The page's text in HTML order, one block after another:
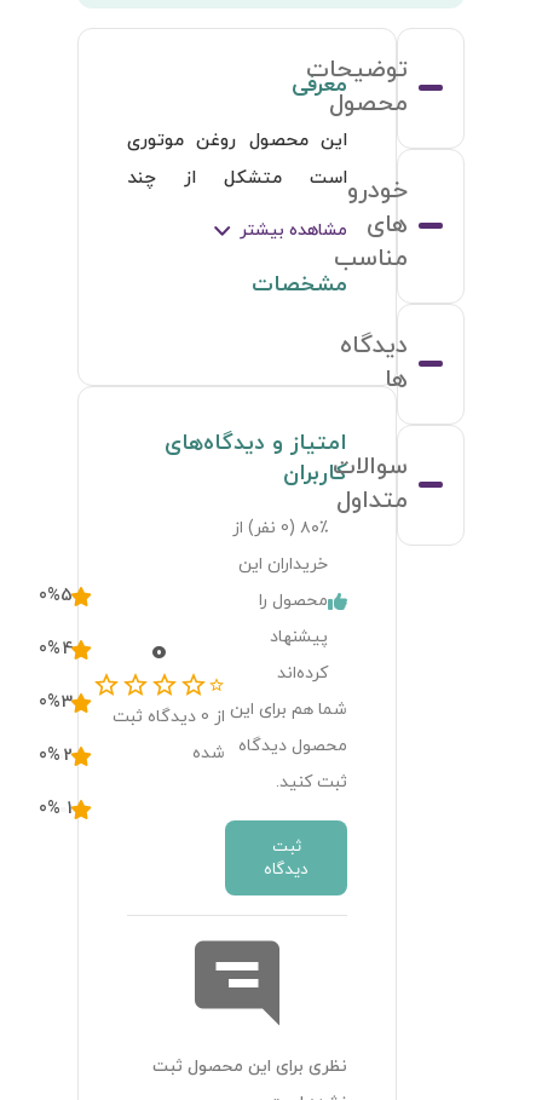
توضیحات
محصول
خودرو
های
مناسب
دیدگاه
ها
سوالات
متداول
معرفی
این محصول روغن موتوری
است متشکل از چند
عملکرد را نشان داده است.
مشاهده بیشتر
مشخصات
امتیاز و دیدگاه‌های
کاربران
۸۰٪ ( 0نفر) از
خریداران این
محصول را
پیشنهاد
کرده‌اند
شما هم برای این
محصول دیدگاه
ثبت کنید.
ثبت
دیدگاه
0
از0 دیدگاه ثبت
شده
5
0%
4
0%
3
0%
2
0%
1
0%
نظری برای این محصول ثبت